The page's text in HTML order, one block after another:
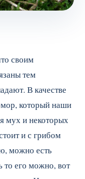
своим
тем
В качестве
который наши
мух и некоторых
и с грибом
можно есть
то его можно, вот